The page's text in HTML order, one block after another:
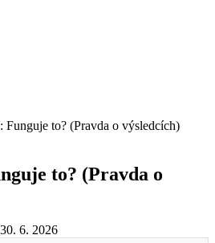
Funguje to? (Pravda o výsledcích)
to? (Pravda o
30. 6. 2026